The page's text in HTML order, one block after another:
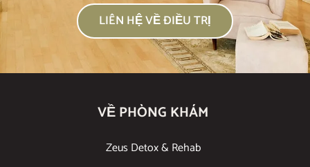
LIÊN HỆ VỀ ĐIỀU TRỊ
VỀ PHÒNG KHÁM
Zeus Detox & Rehab